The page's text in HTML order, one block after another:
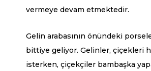
vermeye devam etmektedir.
Gelin arabasının önündeki
bittiye geliyor. Gelinler, çiçekleri
isterken, çiçekçiler bambaşka